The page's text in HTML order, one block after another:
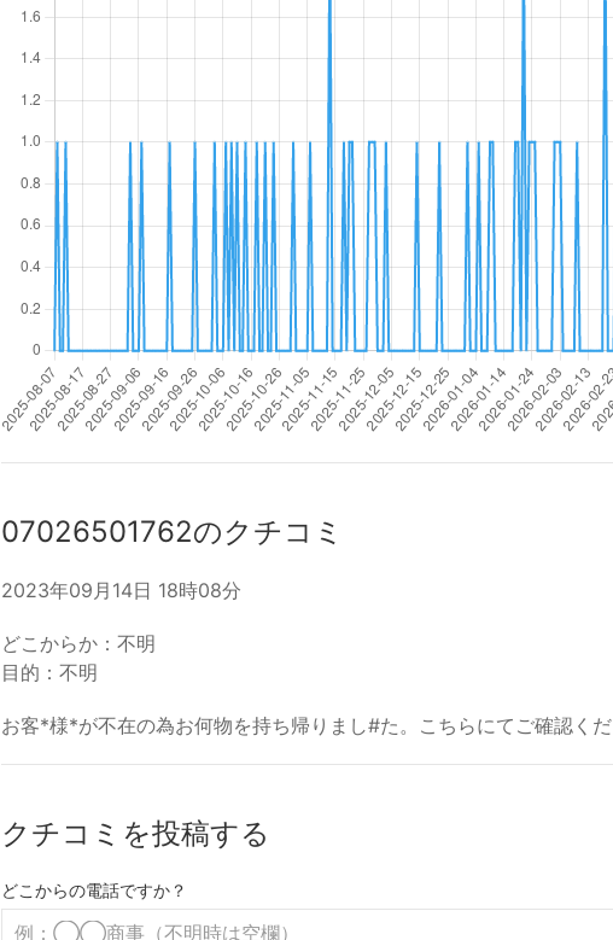
07026501762のクチコミ
2023年09月14日 18時08分
どこからか：不明
目的：不明
お客*様*が不在の為お何物を持ち帰りまし#た。こちらにてご確認く
クチコミを投稿する
どこからの電話ですか？